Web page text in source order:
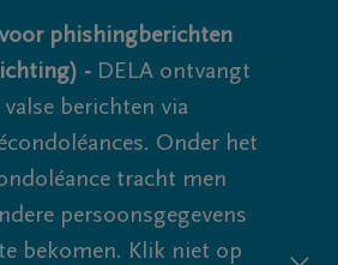
phishingberichten
- DELA ontvangt
berichten via
Onder het
tracht men
persoonsgegevens
bekomen. Klik niet op